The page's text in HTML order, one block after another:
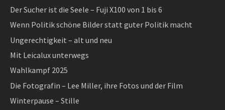
Der Sucher ist die Seele – Fuji X100 von 1 bis 6
Wenn Politik schöne Bilder statt guter Politik macht
Ungerechtigkeit – alt und neu
Mit Leicalux unterwegs
Wahlkampf 2025
Die Fotografin – Lee Miller, ihre Fotos und der Film
Winterpause – Stille